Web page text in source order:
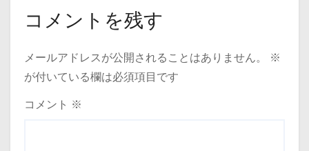
ゲ
シ
ョ
コメントを残す
メールアドレスが公開されることはありません。
※
が付いている欄は必須項目です
コメント ※